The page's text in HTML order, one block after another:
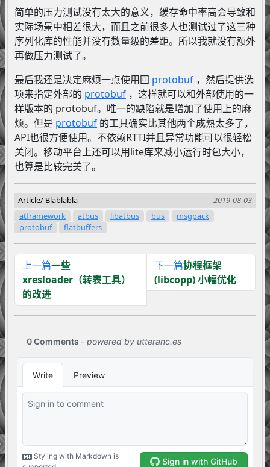
简单的压力测试没有太大的意义，缓存命中率高会导致和
实际场景中相差很大，而且之前很多人也测试过了这三种
序列化库的性能并没有数量级的差距。所以我就没有额外
再做压力测试了。
最后我还是决定麻烦一点使用回 protobuf，然后提供选
项来指定外部的 protobuf，这样就可以和外部使用的一
样版本的 protobuf。唯一的缺陷就是增加了使用上的麻
烦。但是 protobuf的工具确实比其他两个成熟太多了，
API也很方便使用。不依赖RTTI并且异常功能可以很轻松
关闭。移动平台上还可以用lite库来减小运行时包大小，
也算是比较完美了。
Article Blablabla
2019-08-03
atframework
atbus libatbus bus
msgpack
protobuf
flatbuffers
上一篇一些
xresloader（转表工具）
的改进
下一篇协程框架
(libcopp) 小幅优化